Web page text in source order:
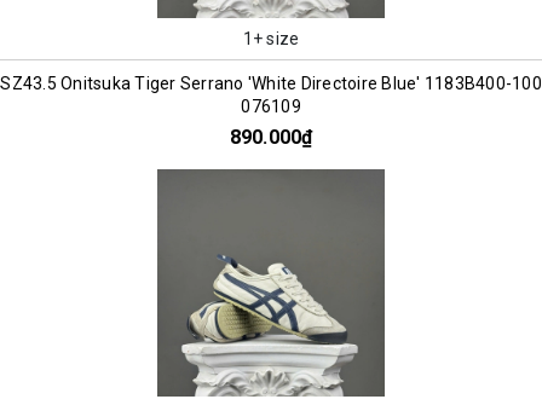
1+ size
SZ43.5 Onitsuka Tiger Serrano 'White Directoire Blue' 1183B400-100
076109
890.000₫